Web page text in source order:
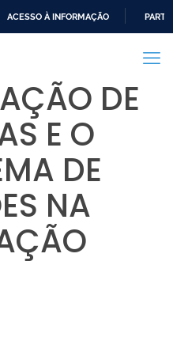
ACESSO À INFORMAÇÃO
DE
E O
DE
NA